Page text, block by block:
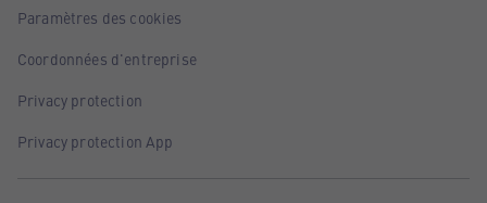
Paramètres des cookies
Coordonnées d'entreprise
Privacy protection
Privacy protection App